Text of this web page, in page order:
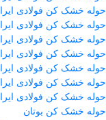
حوله خشک کن فولادی ایران رادیاتور 12
حوله خشک کن فولادی ایران رادیاتور 7
حوله خشک کن فولادی ایران رادیاتور 15
حوله خشک کن فولادی ایران رادیاتور 18
حوله خشک کن فولادی ایران رادیاتور 23
حوله خشک کن فولادی ایران رادیاتور 29
حوله خشک کن فولادی ایران رادیاتور 34
حوله خشک کن بوتان